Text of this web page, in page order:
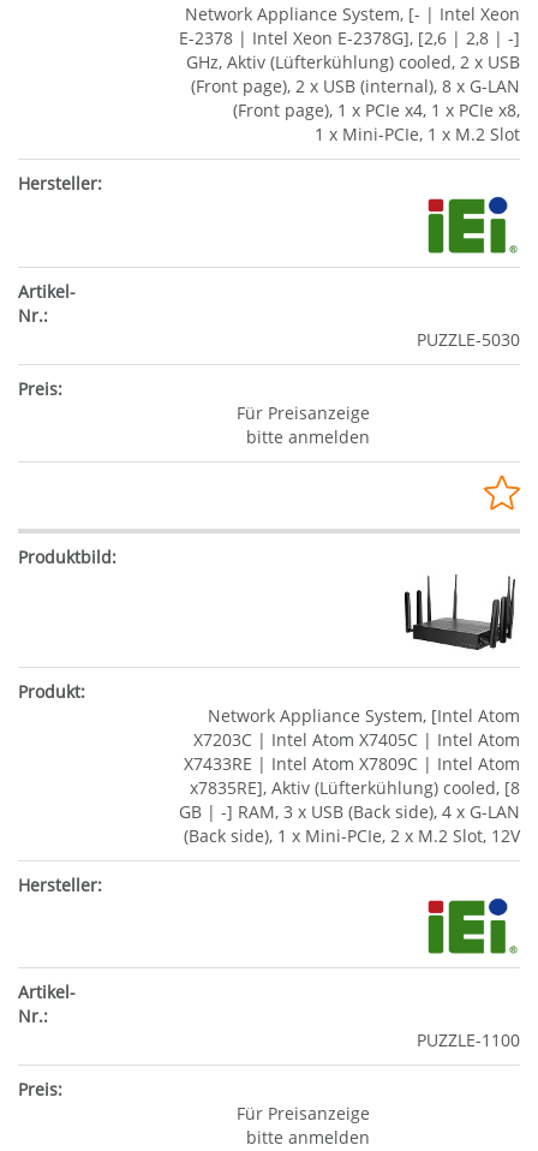
Network Appliance System, [- | Intel Xeon
E-2378 | Intel Xeon E-2378G], [2,6 | 2,8 | -]
GHz, Aktiv (Lüfterkühlung) cooled, 2 x USB
(Front page), 2 x USB (internal), 8 x G-LAN
(Front page), 1 x PCIe x4, 1 x PCIe x8,
1 x Mini-PCIe, 1 x M.2 Slot
PUZZLE-5030
Für Preisanzeige
bitte anmelden
Network Appliance System, [Intel Atom
X7203C | Intel Atom X7405C | Intel Atom
X7433RE | Intel Atom X7809C | Intel Atom
x7835RE], Aktiv (Lüfterkühlung) cooled, [8
GB | -] RAM, 3 x USB (Back side), 4 x G-LAN
(Back side), 1 x Mini-PCIe, 2 x M.2 Slot, 12V
PUZZLE-1100
Für Preisanzeige
bitte anmelden